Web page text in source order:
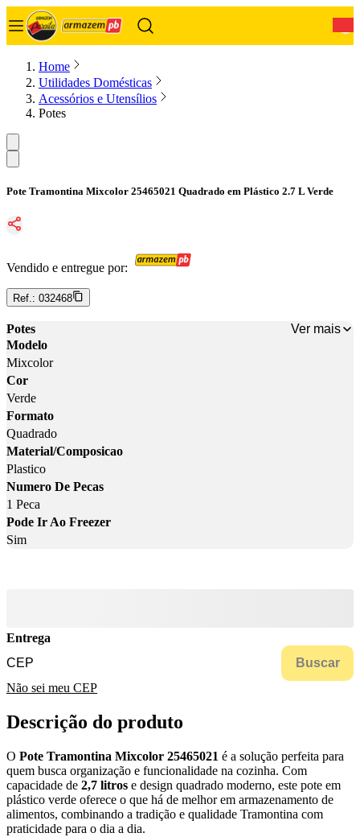
Home
Utilidades Domésticas
Acessórios e Utensílios
Potes
Pote Tramontina Mixcolor 25465021 Quadrado em Plástico 2.7 L Verde
Vendido e entregue por:
Ref.: 032468
Potes
Ver mais
Modelo
Mixcolor
Cor
Verde
Formato
Quadrado
Material/Composicao
Plastico
Numero De Pecas
1 Peca
Pode Ir Ao Freezer
Sim
Entrega
Buscar
Não sei meu CEP
Descrição do produto
O Pote Tramontina Mixcolor 25465021 é a solução perfeita para
quem busca organização e funcionalidade na cozinha. Com
capacidade de 2,7 litros e design quadrado moderno, este pote em
plástico verde oferece o que há de melhor em armazenamento de
alimentos, combinando a tradição e qualidade Tramontina com
praticidade para o dia a dia.